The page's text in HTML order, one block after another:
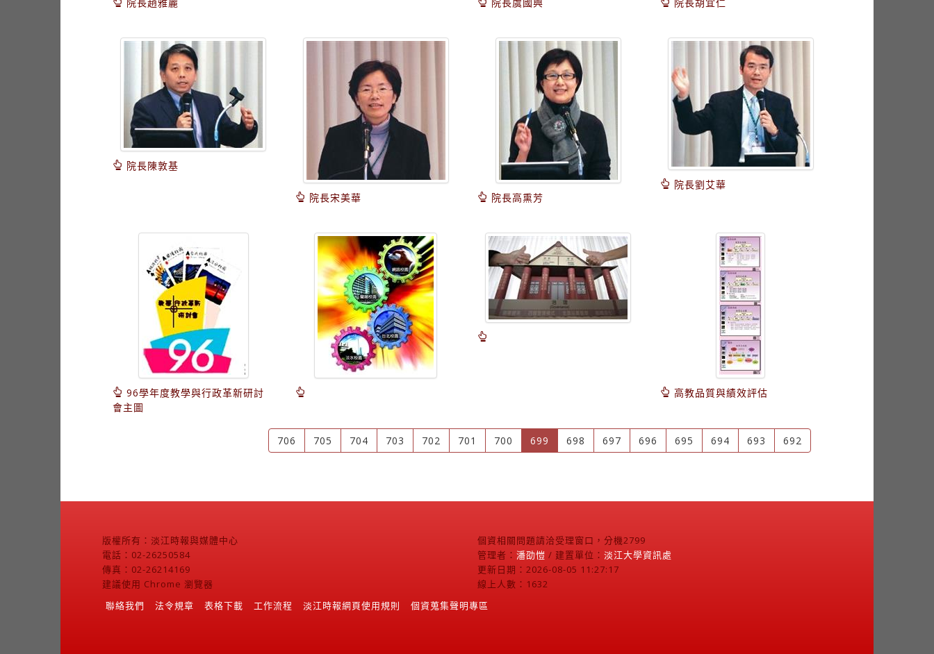
院長陳敦基
院長宋美華 院長高熏芳
院長劉艾華
96學年度教學與行政革新研討
會主圖
高教品質與績效評估
706 705 704 703 702 701 700 699 (current)
698 697 696 695 694 693 692
版權所有：淡江時報與媒體中心
電話：02-26250584
傳真：02-26214169
建議使用 Chrome 瀏覽器
個資相關問題請洽受理窗口，分機2799
管理者： 潘劭愷 / 建置單位： 淡江大學資訊處
更新日期：2026-08-05 11:27:17
線上人數：1632
聯絡我們
法令規章 表格下載 工作流程 淡江時報網頁使用規則 個資蒐集聲明專區